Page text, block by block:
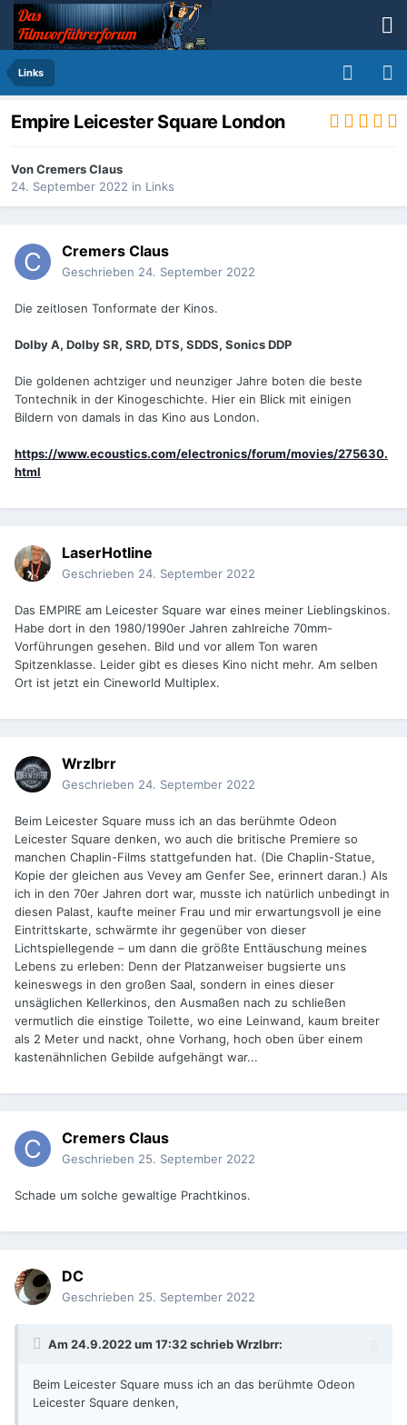
Links
Empire Leicester Square London
VonCremers Claus
24. September 2022 in Links
Cremers Claus
Geschrieben 24. September 2022
Die zeitlosen Tonformate der Kinos.
Dolby A, Dolby SR, SRD, DTS, SDDS, Sonics DDP
Die goldenen achtziger und neunziger Jahre boten die beste
Tontechnik in der Kinogeschichte. Hier ein Blick mit einigen
Bildern von damals in das Kino aus London.
https://www.ecoustics.com/electronics/forum/movies/275630.
html
LaserHotline
Geschrieben 24. September 2022
Das EMPIRE am Leicester Square war eines meiner Lieblingskinos.
Habe dort in den 1980/1990er Jahren zahlreiche 70mm-
Vorführungen gesehen. Bild und vor allem Ton waren
Spitzenklasse. Leider gibt es dieses Kino nicht mehr. Am selben
Ort ist jetzt ein Cineworld Multiplex.
Wrzlbrr
Geschrieben 24. September 2022
Beim Leicester Square muss ich an das berühmte Odeon
Leicester Square denken, wo auch die britische Premiere so
manchen Chaplin-Films stattgefunden hat. (Die Chaplin-Statue,
Kopie der gleichen aus Vevey am Genfer See, erinnert daran.) Als
ich in den 70er Jahren dort war, musste ich natürlich unbedingt in
diesen Palast, kaufte meiner Frau und mir erwartungsvoll je eine
Eintrittskarte, schwärmte ihr gegenüber von dieser
Lichtspiellegende – um dann die größte Enttäuschung meines
Lebens zu erleben: Denn der Platzanweiser bugsierte uns
keineswegs in den großen Saal, sondern in eines dieser
unsäglichen Kellerkinos, den Ausmaßen nach zu schließen
vermutlich die einstige Toilette, wo eine Leinwand, kaum breiter
als 2 Meter und nackt, ohne Vorhang, hoch oben über einem
kastenähnlichen Gebilde aufgehängt war...
Cremers Claus
Geschrieben 25. September 2022
Schade um solche gewaltige Prachtkinos.
DC
Geschrieben 25. September 2022
Am 24.9.2022 um 17:32 schriebWrzlbrr:
Beim Leicester Square muss ich an das berühmte Odeon
Leicester Square denken,